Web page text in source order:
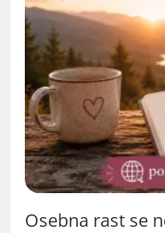
Osebna rast se